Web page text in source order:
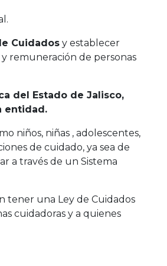
Cuidados y establecer
remuneración de personas
del Estado de Jalisco,
entidad.
niños, niñas , adolescentes,
de cuidado, ya sea de
a través de un Sistema
tener una Ley de Cuidados
cuidadoras y a quienes